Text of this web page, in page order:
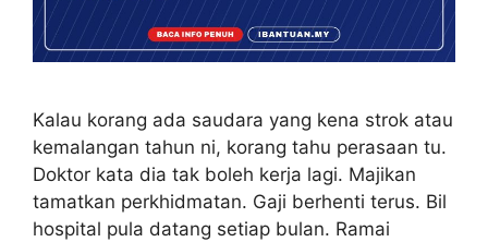
Kalau korang ada saudara yang kena strok atau
kemalangan tahun ni, korang tahu perasaan tu.
Doktor kata dia tak boleh kerja lagi. Majikan
tamatkan perkhidmatan. Gaji berhenti terus. Bil
hospital pula datang setiap bulan. Ramai